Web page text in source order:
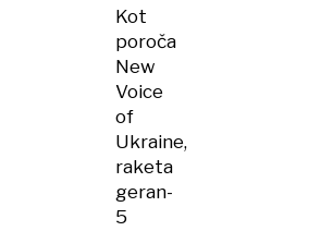
Kot
poroča
New
Voice
of
Ukraine,
raketa
geran-
5